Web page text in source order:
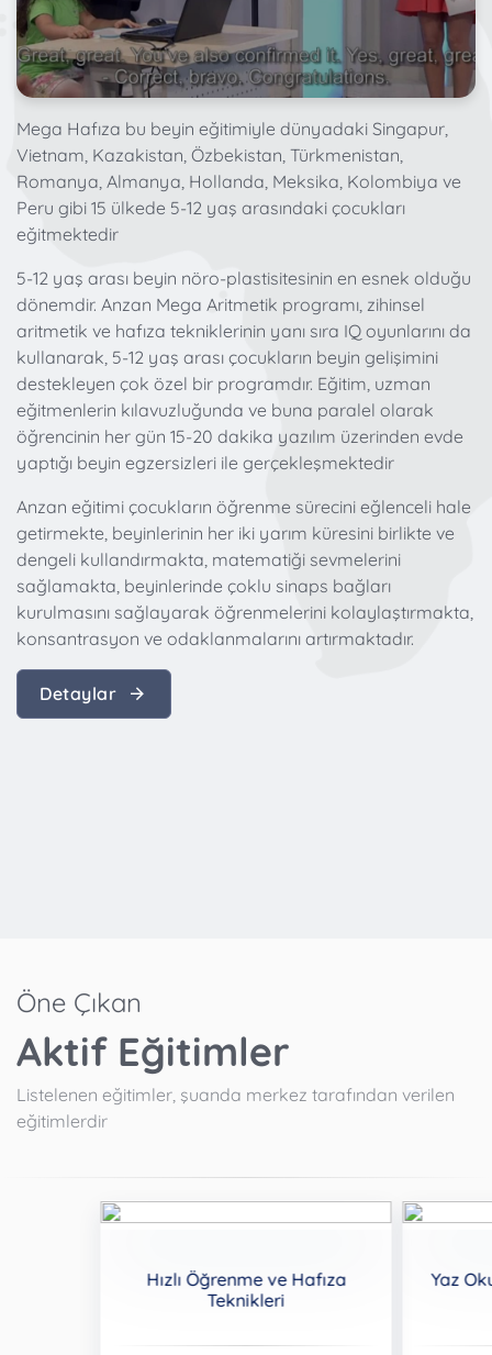
Mega Hafıza bu beyin eğitimiyle dünyadaki Singapur,
Vietnam, Kazakistan, Özbekistan, Türkmenistan,
Romanya, Almanya, Hollanda, Meksika, Kolombiya ve
Peru gibi 15 ülkede 5-12 yaş arasındaki çocukları
eğitmektedir
5-12 yaş arası beyin nöro-plastisitesinin en esnek olduğu
dönemdir. Anzan Mega Aritmetik programı, zihinsel
aritmetik ve hafıza tekniklerinin yanı sıra IQ oyunlarını da
kullanarak, 5-12 yaş arası çocukların beyin gelişimini
destekleyen çok özel bir programdır. Eğitim, uzman
eğitmenlerin kılavuzluğunda ve buna paralel olarak
öğrencinin her gün 15-20 dakika yazılım üzerinden evde
yaptığı beyin egzersizleri ile gerçekleşmektedir
Anzan eğitimi çocukların öğrenme sürecini eğlenceli hale
getirmekte, beyinlerinin her iki yarım küresini birlikte ve
dengeli kullandırmakta, matematiği sevmelerini
sağlamakta, beyinlerinde çoklu sinaps bağları
kurulmasını sağlayarak öğrenmelerini kolaylaştırmakta,
konsantrasyon ve odaklanmalarını artırmaktadır.
Detaylar
Öne Çıkan
Aktif Eğitimler
Listelenen eğitimler, şuanda merkez tarafından verilen
eğitimlerdir
Hızlı Öğrenme ve Hafıza
Teknikleri
Yaz